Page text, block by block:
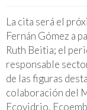
La cita será el
Fernán Gómez a
Ruth Beitia; el
responsable
de las figuras
colaboración del
Ecovidrio,